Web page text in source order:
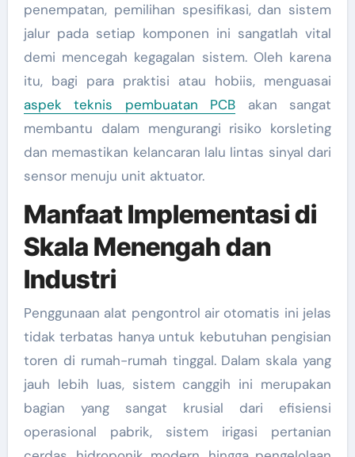
penempatan, pemilihan spesifikasi, dan sistem
jalur pada setiap komponen ini sangatlah vital
demi mencegah kegagalan sistem. Oleh karena
itu, bagi para praktisi atau hobiis, menguasai
aspek teknis pembuatan PCB akan sangat
membantu dalam mengurangi risiko korsleting
dan memastikan kelancaran lalu lintas sinyal dari
sensor menuju unit aktuator.
Manfaat Implementasi di
Skala Menengah dan
Industri
Penggunaan alat pengontrol air otomatis ini jelas
tidak terbatas hanya untuk kebutuhan pengisian
toren di rumah-rumah tinggal. Dalam skala yang
jauh lebih luas, sistem canggih ini merupakan
bagian yang sangat krusial dari efisiensi
operasional pabrik, sistem irigasi pertanian